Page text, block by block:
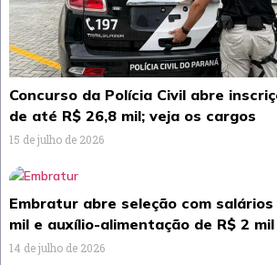
Concurso da Polícia Civil abre
de até R$ 26,8 mil; veja os cargos
15 de julho de 2026
Embratur abre seleção com
mil e auxílio-alimentação de R$ 2 mil
14 de julho de 2026